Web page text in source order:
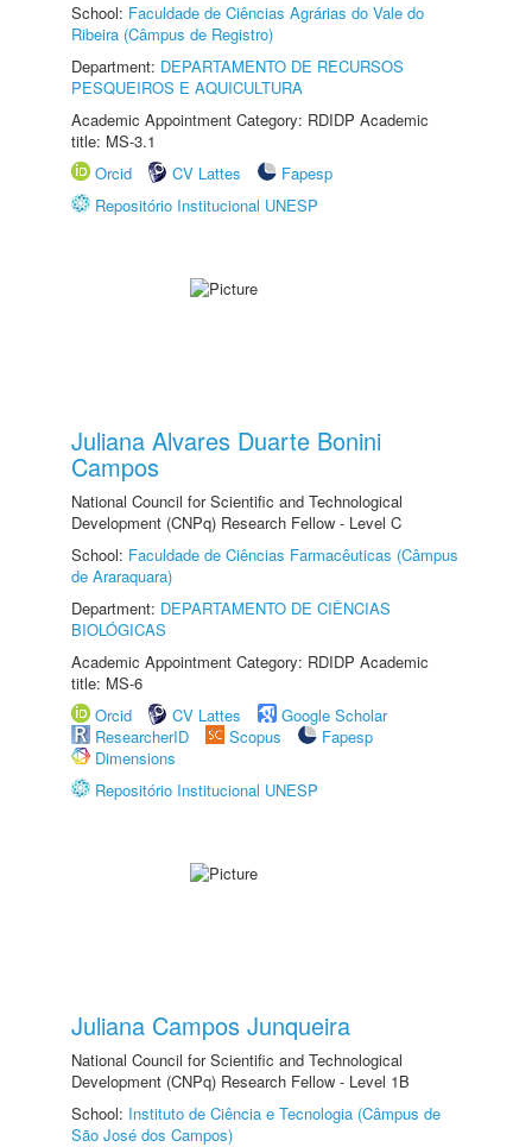
School: Faculdade de Ciências Agrárias do Vale do
Ribeira (Câmpus de Registro)
Department: DEPARTAMENTO DE RECURSOS
PESQUEIROS E AQUICULTURA
Academic Appointment Category: RDIDP Academic
title: MS-3.1
Orcid
CV Lattes
Fapesp
Repositório Institucional UNESP
Juliana Alvares Duarte Bonini
Campos
National Council for Scientific and Technological
Development (CNPq) Research Fellow - Level C
School: Faculdade de Ciências Farmacêuticas (Câmpus
de Araraquara)
Department: DEPARTAMENTO DE CIÊNCIAS
BIOLÓGICAS
Academic Appointment Category: RDIDP Academic
title: MS-6
Orcid
CV Lattes
Google Scholar
ResearcherID
Scopus
Fapesp
Dimensions
Repositório Institucional UNESP
Juliana Campos Junqueira
National Council for Scientific and Technological
Development (CNPq) Research Fellow - Level 1B
School: Instituto de Ciência e Tecnologia (Câmpus de
São José dos Campos)